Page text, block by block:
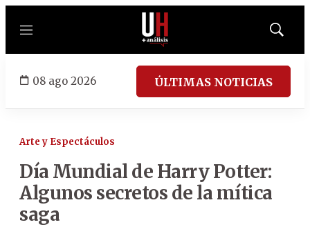
Menú
Mostrar
08 ago 2026 ÚLTIMAS NOTICIAS
Arte y Espectáculos
Día Mundial de Harry Potter:
Algunos secretos de la mítica
saga